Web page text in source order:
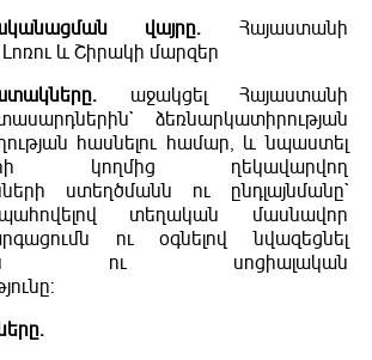
վայրը. Հայաստանի
և Շիրակի մարզեր
աջակցել Հայաստանի
ձեռնարկատիրության
հասնելու համար, և նպաստել
կողմից ղեկավարվող
ստեղծմանն ու ընդլայնմանը`
տեղական մասնավոր
ու օգնելով նվազեցնել
ու սոցիալական